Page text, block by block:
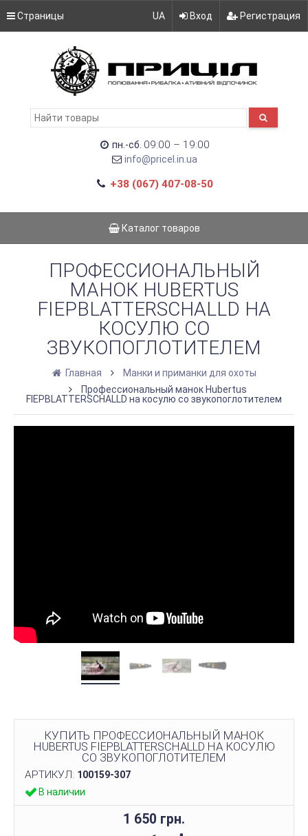
Страницы UA Вход Регистрация
пн.-сб. 09:00 – 19:00
info@pricel.in.ua
+38 (067) 407-08-50
Каталог товаров
ПРОФЕССИОНАЛЬНЫЙ
МАНОК HUBERTUS
FIEPBLATTERSCHALLD НА
КОСУЛЮ СО
ЗВУКОПОГЛОТИТЕЛЕМ
Главная
Манки и приманки для охоты
Профессиональный манок Hubertus
FIEPBLATTERSCHALLD на косулю со звукопоглотителем
КУПИТЬ ПРОФЕССИОНАЛЬНЫЙ МАНОК
HUBERTUS FIEPBLATTERSCHALLD НА КОСУЛЮ
СО ЗВУКОПОГЛОТИТЕЛЕМ
АРТИКУЛ: 100159-307
В наличии
1 650 грн.